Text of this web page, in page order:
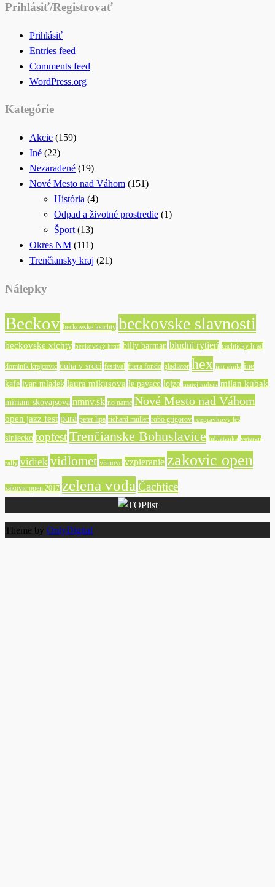
Prihlásiť/Registrovať
Prihlásiť
Entries feed
Comments feed
WordPress.org
Kategórie
Akcie (159)
Iné (22)
Nezaradené (19)
Nové Mesto nad Váhom (151)
História (4)
Odpad a životné prostredie (1)
Šport (13)
Okres NM (111)
Trenčiansky kraj (21)
Nálepky
Beckov beckovske ksichty beckovske slavnosti
beckovske xichty beckovský hrad billy barman bludni rytieri cachticky hrad
dominik krajcovic duha v srdci festival fuera fondo gladiator hex imt smile ine
kafe ivan mladek laura mikusova le payaco lojzo matej kubak milan kubak
miriam skovajsova nmnv.sk no name Nové Mesto nad Váhom
open jazz fest para peter lipa richard muller robo grigorov rozpravkovy les
slniecko topfestTrenčianske Bohuslavice tublatanka veteran
rally vidiek vidlomet visnove vzpieranie zakovic open
zakovic open 2017 zelena voda Čachtice
Theme by OnlyDigital